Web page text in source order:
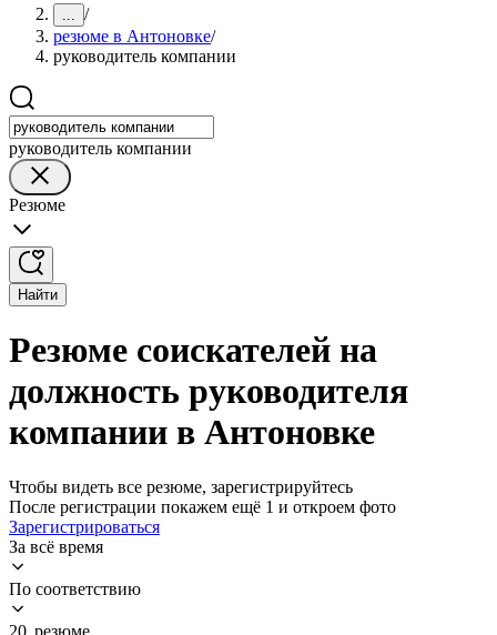
... /
резюме в Антоновке/
руководитель компании
руководитель компании
Резюме
Найти
Резюме соискателей на
должность руководителя
компании в Антоновке
Чтобы видеть все резюме, зарегистрируйтесь
После регистрации покажем ещё 1 и откроем фото
Зарегистрироваться
За всё время
По соответствию
20 резюме